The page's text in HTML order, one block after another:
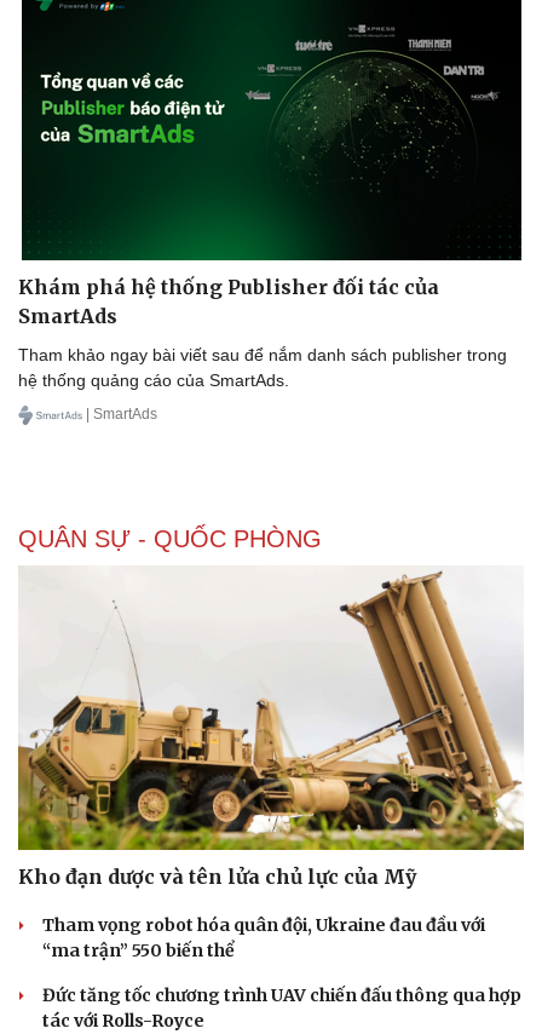
Doanh nghiệp
Thông tin doanh nghiệp
Công nghệ
Sành điệu
Tin Công nghệ
Trải nghiệm
Khám phá hệ thống Publisher đối tác của
SmartAds
Tham khảo ngay bài viết sau để nắm danh sách publisher trong
hệ thống quảng cáo của SmartAds.
| SmartAds
QUÂN SỰ - QUỐC PHÒNG
Kho đạn dược và tên lửa chủ lực của Mỹ
Tham vọng robot hóa quân đội, Ukraine đau đầu với
“ma trận” 550 biến thể
Đức tăng tốc chương trình UAV chiến đấu thông qua hợp
tác với Rolls-Royce